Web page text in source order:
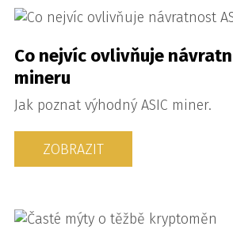
Co nejvíc ovlivňuje
mineru
Jak poznat výhodný ASIC miner.
ZOBRAZIT